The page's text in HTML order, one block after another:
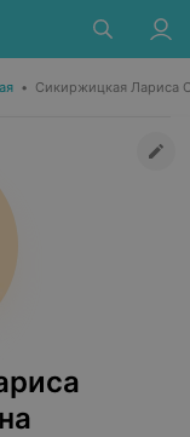
• Сикиржицкая Лариса